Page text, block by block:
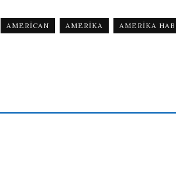
AMERICAN AMERIKA AMERIKA